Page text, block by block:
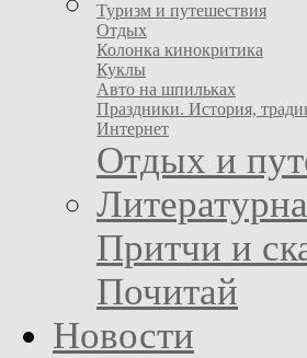
Туризм и путешествия
Отдых
Колонка кинокритика
Куклы
Авто на шпильках
Праздники. История,
Интернет
Отдых и
Притчи и
Почитай
Новости